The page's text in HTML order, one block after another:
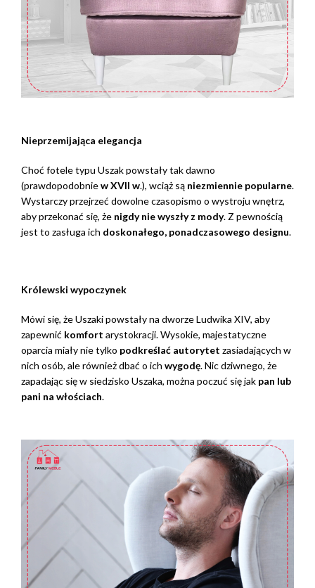
Nieprzemijająca elegancja
Choć fotele typu Uszak powstały tak dawno
(prawdopodobniew XVII w.), wciąż są niezmiennie popularne.
Wystarczy przejrzeć dowolne czasopismo o wystroju wnętrz,
aby przekonać się, że nigdy nie wyszły z mody. Z pewnością
jest to zasługa ich doskonałego, ponadczasowego designu.
Królewski wypoczynek
Mówi się, że Uszaki powstały na dworze Ludwika XIV, aby
zapewnić komfort arystokracji. Wysokie, majestatyczne
oparcia miały nie tylko podkreślać autorytet zasiadających w
nich osób, ale również dbać o ich wygodę. Nic dziwnego, że
zapadając się w siedzisko Uszaka, można poczuć się jak pan lub
pani na włościach.